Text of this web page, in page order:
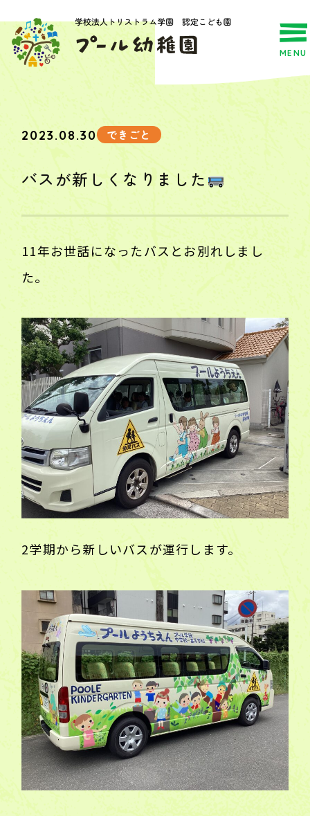
MENU
2023.08.30 できごと
バスが新しくなりました
11年お世話になったバスとお別れしまし
た。
2学期から新しいバスが運行します。